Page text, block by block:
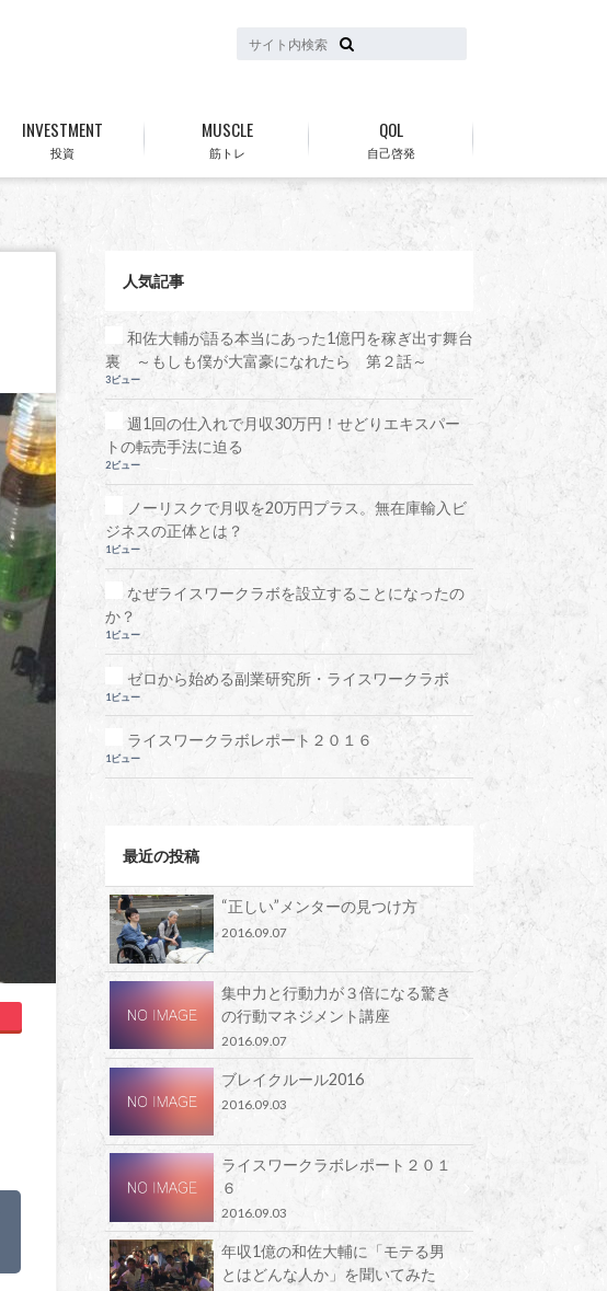
投資
INVESTMENT
筋トレ
MUSCLE
自己啓発
QOL
人気記事
和佐大輔が語る本当にあった1億円を稼ぎ出す舞台
裏 ～もしも僕が大富豪になれたら 第２話～
3ビュー
週1回の仕入れで月収30万円！せどりエキスパー
トの転売手法に迫る
2ビュー
ノーリスクで月収を20万円プラス。無在庫輸入ビ
ジネスの正体とは？
1ビュー
なぜライスワークラボを設立することになったの
か？
1ビュー
ゼロから始める副業研究所・ライスワークラボ
1ビュー
ライスワークラボレポート２０１６
1ビュー
最近の投稿
“正しい”メンターの見つけ方
2016.09.07
集中力と行動力が３倍になる驚き
の行動マネジメント講座
2016.09.07
ブレイクルール2016
2016.09.03
ライスワークラボレポート２０１
６
2016.09.03
年収1億の和佐大輔に「モテる男
とはどんな人か」を聞いてみた